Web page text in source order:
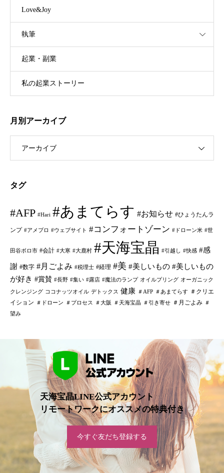
Love&Joy
執筆
起業・副業
私の起業ストーリー
月別アーカイブ
アーカイブ
タグ
#AFP #Hari #あまてらす #お知らせ #ひょうたんラ
ンプ #アメブロ #ウェブサイト #コンフォートゾーン #ドローン米 #世
田谷ボロ市 #会計 #大寒 #大鹿村 #天海宝晶 #引越し #快感 #感
謝 #数字 #月ごよみ #税理士 #経理 #美 #美しいもの #美しいもの
が好き #賞賛 #長野 #集い #露店 #魔法のランプ オイルプリング オーガニック
クレンジング ココナッツオイル デトックス 健康 ＃AFP ＃あまてらす
＃クリエ
イション
＃ドローン ＃プロセス ＃大阪 ＃天海宝晶 ＃引き寄せ ＃月ごよみ ＃
望み
天海宝晶LINE公式アカウント
リモートワークにオススメの特典付き
今すぐ友だち登録する